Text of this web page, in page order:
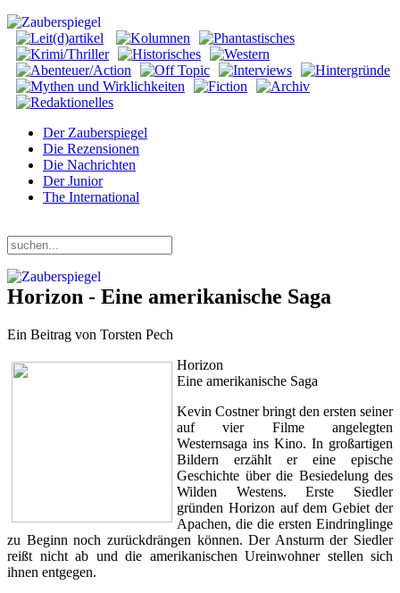
Der Zauberspiegel
Die Rezensionen
Die Nachrichten
Der Junior
The International
Horizon - Eine amerikanische Saga
Ein Beitrag von Torsten Pech
Horizon
Eine amerikanische Saga
Kevin Costner bringt den ersten seiner
auf vier Filme angelegten
Westernsaga ins Kino. In großartigen
Bildern erzählt er eine epische
Geschichte über die Besiedelung des
Wilden Westens. Erste Siedler
gründen Horizon auf dem Gebiet der
Apachen, die die ersten Eindringlinge
zu Beginn noch zurückdrängen können. Der Ansturm der Siedler
reißt nicht ab und die amerikanischen Ureinwohner stellen sich
ihnen entgegen.